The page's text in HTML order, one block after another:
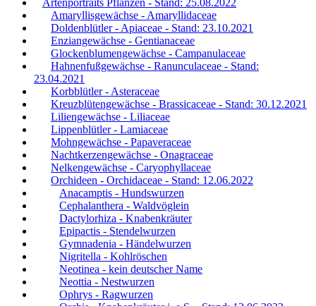
Artenportraits Pflanzen - Stand: 25.08.2022
Amaryllisgewächse - Amaryllidaceae
Doldenblütler - Apiaceae - Stand: 23.10.2021
Enziangewächse - Gentianaceae
Glockenblumengewächse - Campanulaceae
Hahnenfußgewächse - Ranunculaceae - Stand:
23.04.2021
Korbblütler - Asteraceae
Kreuzblütengewächse - Brassicaceae - Stand: 30.12.2021
Liliengewächse - Liliaceae
Lippenblütler - Lamiaceae
Mohngewächse - Papaveraceae
Nachtkerzengewächse - Onagraceae
Nelkengewächse - Caryophyllaceae
Orchideen - Orchidaceae - Stand: 12.06.2022
Anacamptis - Hundswurzen
Cephalanthera - Waldvöglein
Dactylorhiza - Knabenkräuter
Epipactis - Stendelwurzen
Gymnadenia - Händelwurzen
Nigritella - Kohlröschen
Neotinea - kein deutscher Name
Neottia - Nestwurzen
Ophrys - Ragwurzen